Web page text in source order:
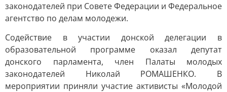
законодателей при Совете Федерации и Федеральное
агентство по делам молодежи.
Содействие в участии донской делегации в
образовательной программе оказал депутат
донского парламента, член Палаты молодых
законодателей Николай РОМАШЕНКО. В
мероприятии приняли участие активисты «Молодой